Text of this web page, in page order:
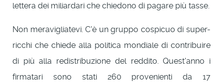
lettera dei miliardari che chiedono di pagare più tasse.
Non meravigliatevi. C'è un gruppo cospicuo di super-
ricchi che chiede alla politica mondiale di contribuire
di più alla redistribuzione del reddito. Quest'anno i
firmatari sono stati 260 provenienti da 17